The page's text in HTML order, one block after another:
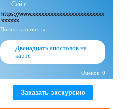
Сайт:
https://www.xxxxxxxxxxxxxxxxxxxxxxxx
xxxxxx
Показать контакты
Двенадцать апостолов на
карте
Оценок: 0
Заказать экскурсию